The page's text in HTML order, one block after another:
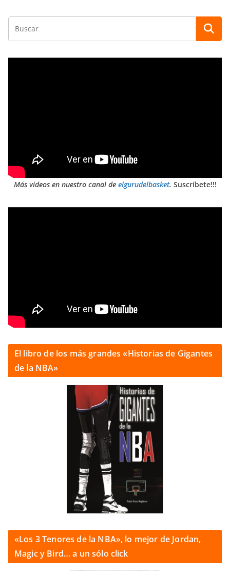
Más vídeos en nuestro canal de elgurudelbasket. Suscríbete!!!
El libro de los más grandes «Historias de Gigantes
de la NBA»
«Los 3 Tenores de la NBA», lo mejor de Jordan,
Magic y Bird… a un sólo click